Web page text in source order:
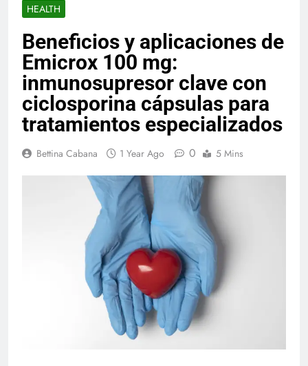
HEALTH
Beneficios y aplicaciones de
Emicrox 100 mg:
inmunosupresor clave con
ciclosporina cápsulas para
tratamientos especializados
Bettina Cabana 1 Year Ago 0 5 Mins